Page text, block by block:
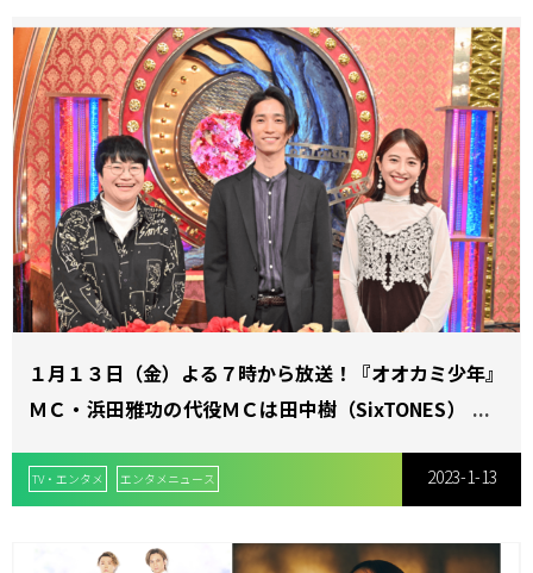
１月１３日（金）よる７時から放送！『オオカミ少年』
ＭＣ・浜田雅功の代役ＭＣは田中樹（SixTONES）と近
TV・エンタメ エンタメニュース 2023-1-13